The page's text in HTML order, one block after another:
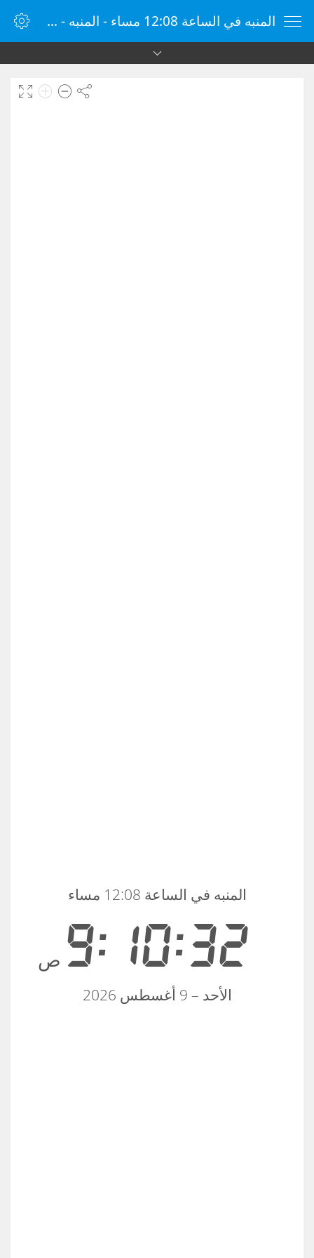
المنبه في الساعة 12:08 مساء - المنبه - ساعة منبه الإنترنت
9:10:32 ص
المنبه في الساعة 12:08 مساء
الأحد – 9 أغسطس 2026